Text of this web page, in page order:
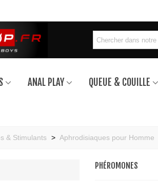
ANAL PLAY QUEUE & COUILLE
& Stimulants > Aphrodisiaques pour Homme
PHÉROMONES